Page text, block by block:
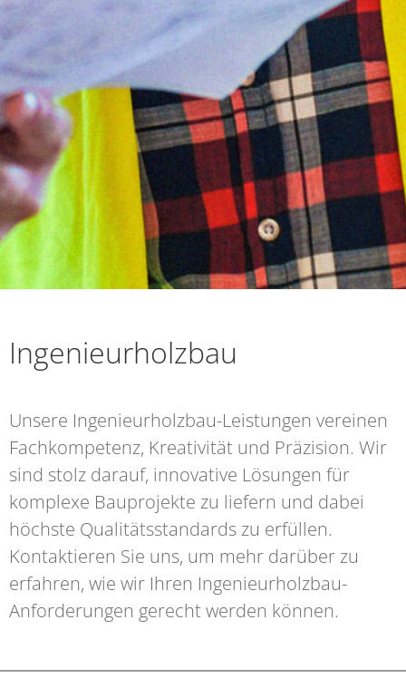
Ingenieurholzbau
Unsere Ingenieurholzbau-Leistungen vereinen
Fachkompetenz, Kreativität und Präzision. Wir
sind stolz darauf, innovative Lösungen für
komplexe Bauprojekte zu liefern und dabei
höchste Qualitätsstandards zu erfüllen.
Kontaktieren Sie uns, um mehr darüber zu
erfahren, wie wir Ihren Ingenieurholzbau-
Anforderungen gerecht werden können.